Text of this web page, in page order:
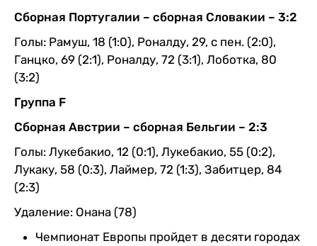
Сборная Португалии – сборная Словакии – 3:2
Голы: Рамуш, 18 (1:0), Роналду, 29, с пен. (2:0),
Ганцко, 69 (2:1), Роналду, 72 (3:1), Лоботка, 80
(3:2)
Группа F
Сборная Австрии – сборная Бельгии – 2:3
Голы: Лукебакио, 12 (0:1), Лукебакио, 55 (0:2),
Лукаку, 58 (0:3), Лаймер, 72 (1:3), Забитцер, 84
(2:3)
Удаление: Онана (78)
Чемпионат Европы пройдет в десяти городах